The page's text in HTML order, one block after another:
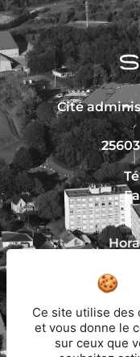
Cité
Du
Et
Ce site utilise des
et vous donne le
sur ceux que